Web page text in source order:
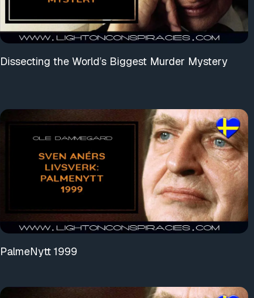
Dissecting the World’s Biggest Murder Mystery
PalmeNytt 1999